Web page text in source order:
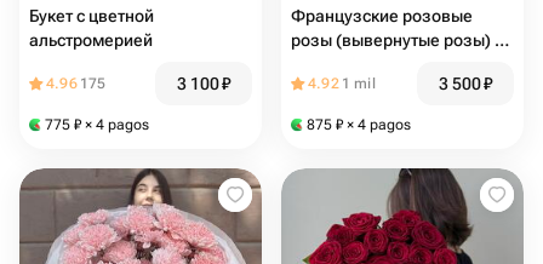
Букет с цветной
альстромерией
4.96 175 3 100₽
775 ₽ × 4 pagos
Французские розовые
розы (вывернутые розы) с
дизайнерской упаковке
4.92 1 mil 3 500₽
875 ₽ × 4 pagos